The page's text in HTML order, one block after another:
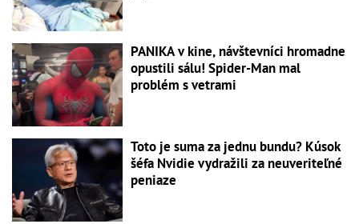
PANIKA v kine, návštevníci hromadne
opustili sálu! Spider-Man mal
problém s vetrami
Toto je suma za jednu bundu? Kúsok
šéfa Nvidie vydražili za neuveriteľné
peniaze